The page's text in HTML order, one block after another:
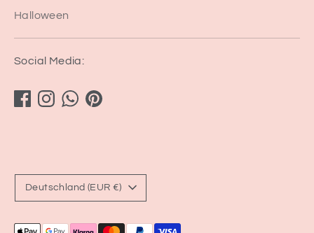
Halloween
Social Media:
Währung
Deutschland (EUR €)
Akzeptierte